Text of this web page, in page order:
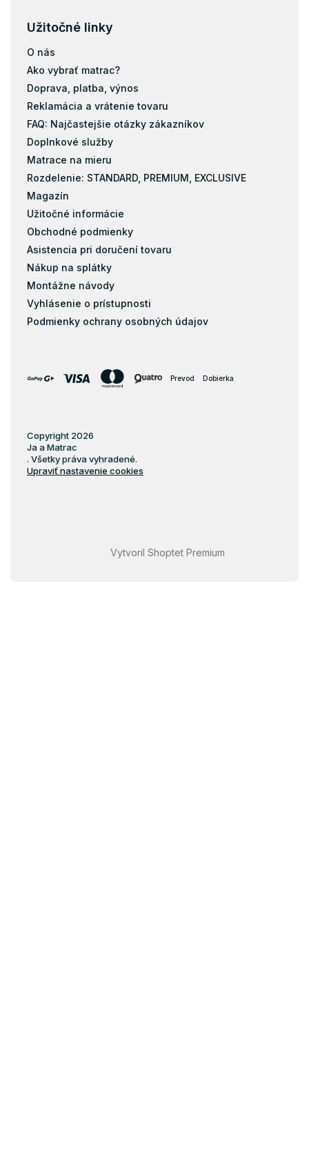
Užitočné linky
O nás
Ako vybrať matrac?
Doprava, platba, výnos
Reklamácia a vrátenie tovaru
FAQ: Najčastejšie otázky zákazníkov
Doplnkové služby
Matrace na mieru
Rozdelenie: STANDARD, PREMIUM, EXCLUSIVE
Magazín
Užitočné informácie
Obchodné podmienky
Asistencia pri doručení tovaru
Nákup na splátky
Montážne návody
Vyhlásenie o prístupnosti
Podmienky ochrany osobných údajov
Prevod Dobierka
Vytvoril Shoptet Premium
Copyright 2026
Ja a Matrac
. Všetky práva vyhradené.
Upraviť nastavenie cookies